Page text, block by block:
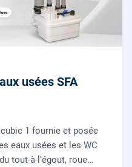
usées SFA
1 fournie et posée
eaux usées et les WC
tout-à-l'égout, roue